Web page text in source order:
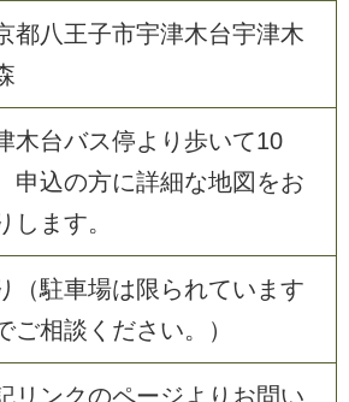
都八王子市宇津木台宇津木
木台バス停より歩いて10
込の方に詳細な地図をお
します。
（駐車場は限られています
ご相談ください。）
リンクのページよりお問い